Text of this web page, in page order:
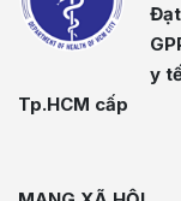
y
Tp.HCM cấp